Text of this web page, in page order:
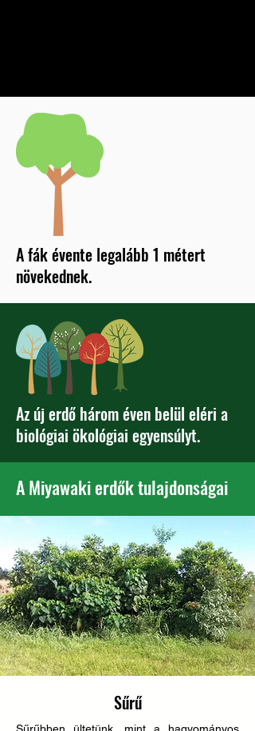
A fák évente legalább 1 métert
növekednek.
Az új erdő három éven belül eléri a
biológiai ökológiai egyensúlyt.
A Miyawaki erdők tulajdonságai
Sűrű